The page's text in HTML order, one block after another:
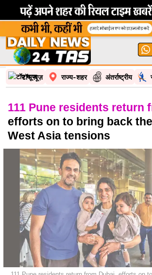
टॉप न्यूज़ राज्य-शहर अंतर्राष्ट्रीय
111 Pune residents return
efforts on to bring back
West Asia tensions